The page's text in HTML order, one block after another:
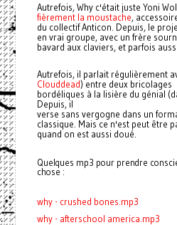
Autrefois, Why c'était juste Yoni
fièrement la moustache,
du collectif Anticon. Depuis, le
en vrai groupe, avec un frère
bavard aux claviers, et parfois
Autrefois, il parlait régulièrement
Clouddead) entre deux bricolages
bordéliques à la lisière du génial
Depuis, il
verse sans vergogne dans un
classique. Mais ce n'est peut être
quand on est aussi doué.
Quelques mp3 pour prendre
chose :
why - crushed bones.mp3
why - afterschool america.mp3